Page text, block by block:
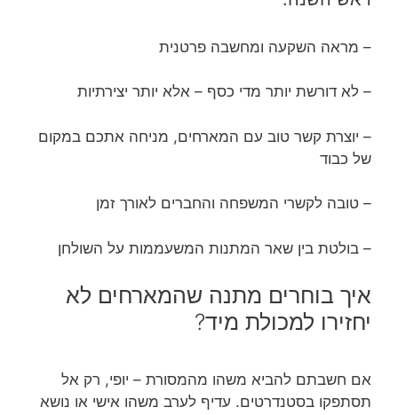
– מראה השקעה ומחשבה פרטנית
– לא דורשת יותר מדי כסף – אלא יותר יצירתיות
– יוצרת קשר טוב עם המארחים, מניחה אתכם במקום
של כבוד
– טובה לקשרי המשפחה והחברים לאורך זמן
– בולטת בין שאר המתנות המשעממות על השולחן
איך בוחרים מתנה שהמארחים לא
יחזירו למכולת מיד?
אם חשבתם להביא משהו מהמסורת – יופי, רק אל
תסתפקו בסטנדרטים. עדיף לערב משהו אישי או נושא